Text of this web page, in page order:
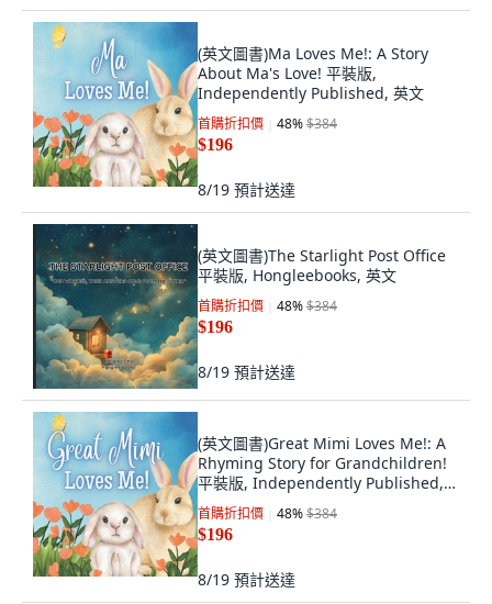
(英文圖書)Ma Loves Me!: A Story
About Ma's Love! 平裝版,
Independently Published, 英文
首購折扣價 48%$384
$196
8/19 預計送達
(英文圖書)The Starlight Post Office
平裝版, Hongleebooks, 英文
首購折扣價 48%$384
$196
8/19 預計送達
(英文圖書)Great Mimi Loves Me!: A
Rhyming Story for Grandchildren!
平裝版, Independently Published,
英文
首購折扣價 48%$384
$196
8/19 預計送達